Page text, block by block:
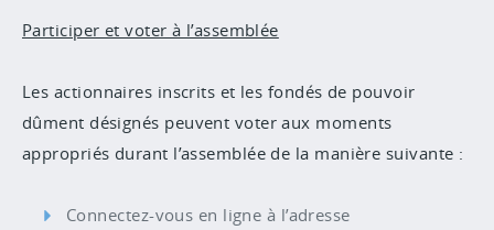
Participer et voter à l’assemblée
Les actionnaires inscrits et les fondés de pouvoir
dûment désignés peuvent voter aux moments
appropriés durant l’assemblée de la manière suivante :
Connectez-vous en ligne à l’adresse